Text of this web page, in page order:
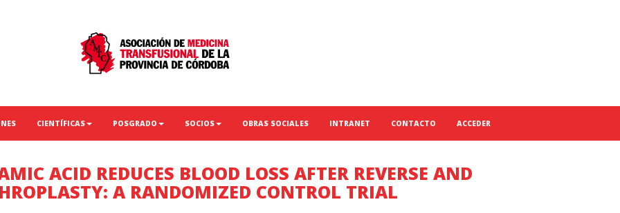
CIENTÍFICAS POSGRADO SOCIOS OBRAS SOCIALES INTRANET CONTACTO ACCEDER
ACID REDUCES BLOOD LOSS AFTER REVERSE AND
A RANDOMIZED CONTROL TRIAL